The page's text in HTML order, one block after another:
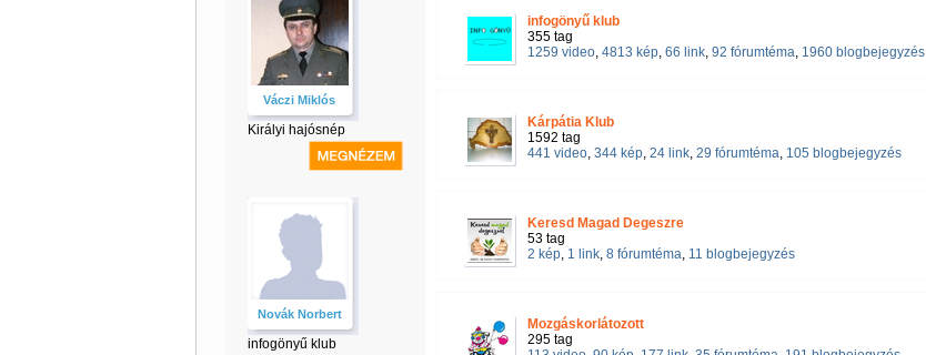
Váczi Miklós
Királyi hajósnép
Novák Norbert
infogönyű klub
infogönyű klub
355 tag
1259 video, 4813 kép, 66 link, 92 fórumtéma, 1960 blogbejegyzés
Kárpátia Klub
1592 tag
441 video, 344 kép, 24 link, 29 fórumtéma, 105 blogbejegyzés
Keresd Magad Degeszre
53 tag
2 kép, 1 link, 8 fórumtéma, 11 blogbejegyzés
Mozgáskorlátozott
295 tag